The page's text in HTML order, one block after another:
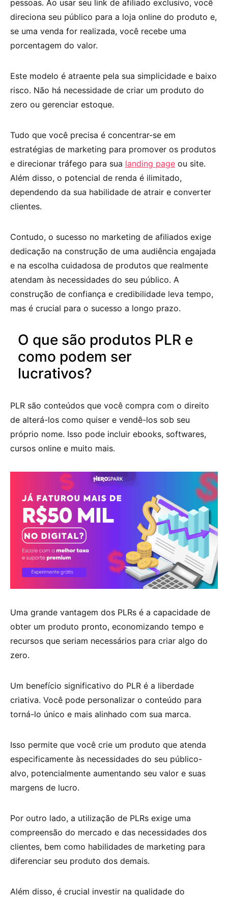
pessoas. Ao usar seu link de afiliado exclusivo, você
direciona seu público para a loja online do produto e,
se uma venda for realizada, você recebe uma
porcentagem do valor.
Este modelo é atraente pela sua simplicidade e baixo
risco. Não há necessidade de criar um produto do
zero ou gerenciar estoque.
Tudo que você precisa é concentrar-se em
estratégias de marketing para promover os produtos
e direcionar tráfego para sua landing page ou site.
Além disso, o potencial de renda é ilimitado,
dependendo da sua habilidade de atrair e converter
clientes.
Contudo, o sucesso no marketing de afiliados exige
dedicação na construção de uma audiência engajada
e na escolha cuidadosa de produtos que realmente
atendam às necessidades do seu público. A
construção de confiança e credibilidade leva tempo,
mas é crucial para o sucesso a longo prazo.
O que são produtos PLR e
como podem ser
lucrativos?
PLR são conteúdos que você compra com o direito
de alterá-los como quiser e vendê-los sob seu
próprio nome. Isso pode incluir ebooks, softwares,
cursos online e muito mais.
Uma grande vantagem dos PLRs é a capacidade de
obter um produto pronto, economizando tempo e
recursos que seriam necessários para criar algo do
zero.
Um benefício significativo do PLR é a liberdade
criativa. Você pode personalizar o conteúdo para
torná-lo único e mais alinhado com sua marca.
Isso permite que você crie um produto que atenda
especificamente às necessidades do seu público-
alvo, potencialmente aumentando seu valor e suas
margens de lucro.
Por outro lado, a utilização de PLRs exige uma
compreensão do mercado e das necessidades dos
clientes, bem como habilidades de marketing para
diferenciar seu produto dos demais.
Além disso, é crucial investir na qualidade do